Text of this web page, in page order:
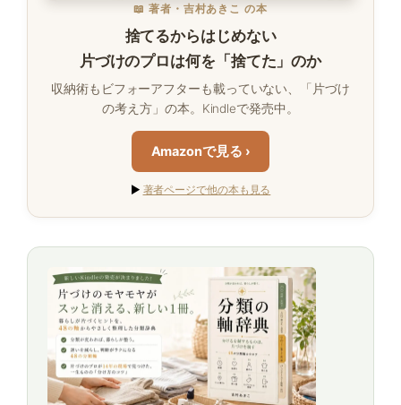
📖 著者・吉村あきこ の本
捨てるからはじめない
片づけのプロは何を「捨てた」のか
収納術もビフォーアフターも載っていない、「片づけ
の考え方」の本。Kindleで発売中。
Amazonで見る ›
▶ 著者ページで他の本も見る